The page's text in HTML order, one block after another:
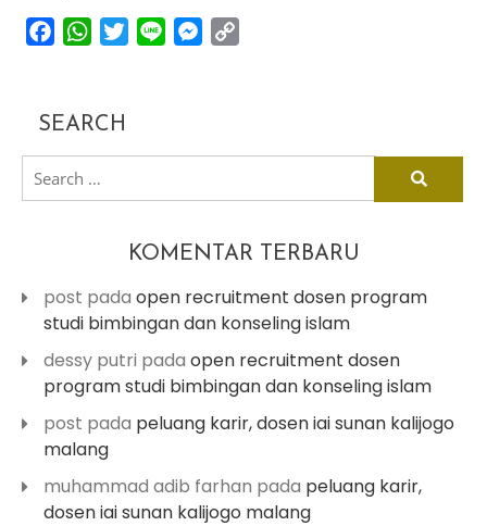
facebookwhatsapptwitterline messenger
SEARCH
search
for:
KOMENTAR TERBARU
post pada open recruitment dosen program
studi bimbingan dan konseling islam
dessy putri pada open recruitment dosen
program studi bimbingan dan konseling islam
post pada peluang karir, dosen iai sunan kalijogo
malang
muhammad adib farhan pada peluang karir,
dosen iai sunan kalijogo malang